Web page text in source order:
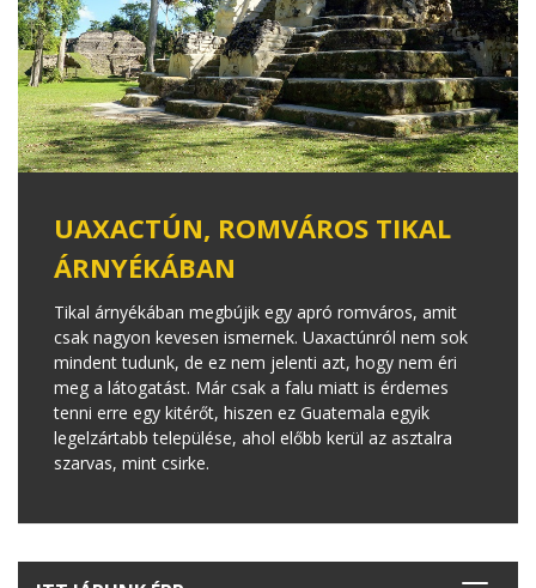
UAXACTÚN, ROMVÁROS TIKAL
ÁRNYÉKÁBAN
Tikal árnyékában megbújik egy apró romváros, amit
csak nagyon kevesen ismernek. Uaxactúnról nem sok
mindent tudunk, de ez nem jelenti azt, hogy nem éri
meg a látogatást. Már csak a falu miatt is érdemes
tenni erre egy kitérőt, hiszen ez Guatemala egyik
legelzártabb települése, ahol előbb kerül az asztalra
szarvas, mint csirke.